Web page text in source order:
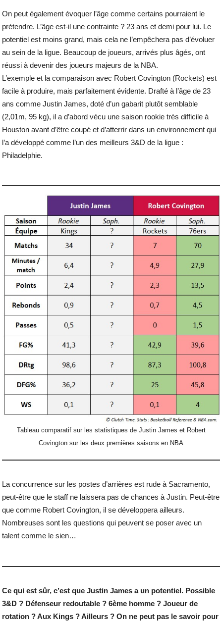
On peut également évoquer l’âge comme certains pourraient le
prétendre. L’âge est-il une contrainte ? 23 ans et demi pour lui. Le
potentiel est moins grand, mais cela ne l’empêchera pas d’évoluer
au sein de la ligue. Beaucoup de joueurs, arrivés plus âgés, ont
réussi à devenir des joueurs majeurs de la NBA.
L’exemple et la comparaison avec Robert Covington (Rockets) est
facile à produire, mais parfaitement évidente. Drafté à l’âge de 23
ans comme Justin James, doté d’un gabarit plutôt semblable
(2,01m, 95 kg), il a d’abord vécu une saison rookie très difficile à
Houston avant d’être coupé et d’atterrir dans un environnement qui
l’a développé comme l’un des meilleurs 3&D de la ligue :
Philadelphie.
Tableau comparatif sur les statistiques de Justin James et Robert
Covington sur les deux premières saisons en NBA
La concurrence sur les postes d’arrières est rude à Sacramento,
peut-être que le staff ne laissera pas de chances à Justin. Peut-être
que comme Robert Covington, il se développera ailleurs.
Nombreuses sont les questions qui peuvent se poser avec un
talent comme le sien…
Ce qui est sûr, c’est que Justin James a un potentiel. Possible
3&D ? Défenseur redoutable ? 6ème homme ? Joueur de
rotation ? Aux Kings ? Ailleurs ? On ne peut pas le savoir pour